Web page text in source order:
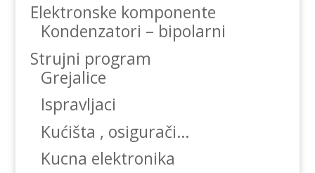
Elektronske komponente
Kondenzatori – bipolarni
Strujni program
Grejalice
Ispravljaci
Kućišta , osigurači…
Kucna elektronika